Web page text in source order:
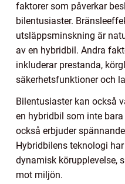
faktorer som påverkar
bilentusiaster.
utsläppsminskning är
av en hybridbil. Andra
inkluderar prestanda,
säkerhetsfunktioner och
Bilentusiaster kan också
en hybridbil som inte
också erbjuder
Hybridbilens teknologi
dynamisk körupplevelse,
mot miljön.